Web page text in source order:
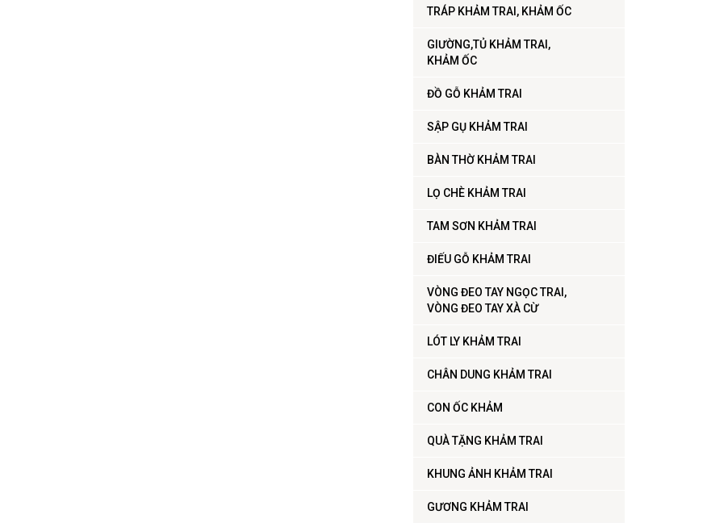
TRÁP KHẢM TRAI, KHẢM ỐC
GIƯỜNG,TỦ KHẢM TRAI,
KHẢM ỐC
ĐỒ GỖ KHẢM TRAI
SẬP GỤ KHẢM TRAI
BÀN THỜ KHẢM TRAI
LỌ CHÈ KHẢM TRAI
TAM SƠN KHẢM TRAI
ĐIẾU GỖ KHẢM TRAI
VÒNG ĐEO TAY NGỌC TRAI,
VÒNG ĐEO TAY XÀ CỪ
LÓT LY KHẢM TRAI
CHÂN DUNG KHẢM TRAI
CON ỐC KHẢM
QUÀ TẶNG KHẢM TRAI
KHUNG ẢNH KHẢM TRAI
GƯƠNG KHẢM TRAI